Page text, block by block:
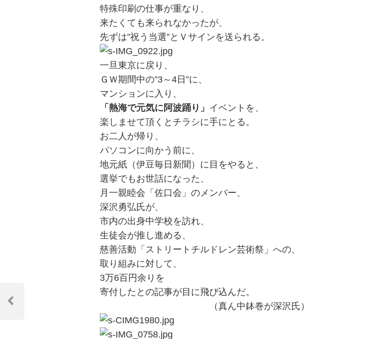
特殊印刷の仕事が重なり、
来たくても来られなかったが、
先ずは”祝う当選”とＶサインを送られる。
一旦東京に戻り、
ＧＷ期間中の”3～4日”に、
マンションに入り、
「熱海で元気に阿波踊り」 イベントを、
楽しませて頂くとチラシに手にとる。
お二人が帰り、
パソコンに向かう前に、
地元紙（伊豆毎日新聞）に目をやると、
選挙でもお世話になった、
月一親睦会「佐口会」のメンバー、
深沢勇弘氏が、
市内の出身中学校を訪れ、
生徒会が推し進める、
慈善活動「ストリートチルドレン芸術祭」への、
取り組みに対して、
3万6百円余りを
寄付したとの記事が目に飛び込んだ。
（真ん中鉢巻が深沢氏）
稿
Previous